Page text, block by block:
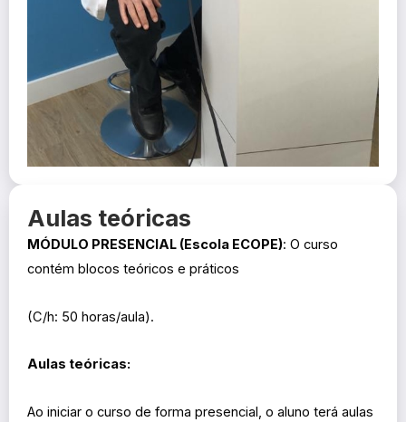
Aulas teóricas
MÓDULO PRESENCIAL (Escola ECOPE): O curso
contém blocos teóricos e práticos
(C/h: 50 horas/aula).
Aulas teóricas:
Ao iniciar o curso de forma presencial, o aluno terá aulas